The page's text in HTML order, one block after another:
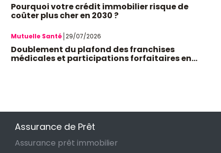
Pourquoi votre crédit immobilier risque de
coûter plus cher en 2030 ?
Mutuelle Santé 29/07/2026
Doublement du plafond des franchises
médicales et participations forfaitaires en
octobre 2026 : quel impact sur votre budget et
Assurance de Prêt
Assurance prêt immobilier